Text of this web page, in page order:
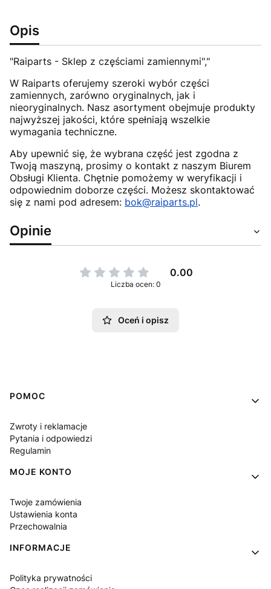
Opis
"Raiparts - Sklep z częściami zamiennymi","
W Raiparts oferujemy szeroki wybór części
zamiennych, zarówno oryginalnych, jak i
nieoryginalnych. Nasz asortyment obejmuje produkty
najwyższej jakości, które spełniają wszelkie
wymagania techniczne.
Aby upewnić się, że wybrana część jest zgodna z
Twoją maszyną, prosimy o kontakt z naszym Biurem
Obsługi Klienta. Chętnie pomożemy w weryfikacji i
odpowiednim doborze części. Możesz skontaktować
się z nami pod adresem: bok@raiparts.pl.
Opinie
0.00
Liczba ocen: 0
Oceń i opisz
Linki w stopce
POMOC
Zwroty i reklamacje
Pytania i odpowiedzi
Regulamin
MOJE KONTO
Twoje zamówienia
Ustawienia konta
Przechowalnia
INFORMACJE
Polityka prywatności